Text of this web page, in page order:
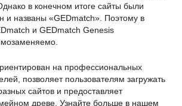
в конечном итоге сайты были
и названы «GEDmatch». Поэтому в
и GEDmatch Genesis
на профессиональных
позволяет пользователям загружать
сайтов и предоставляет
древе. Узнайте больше в нашем